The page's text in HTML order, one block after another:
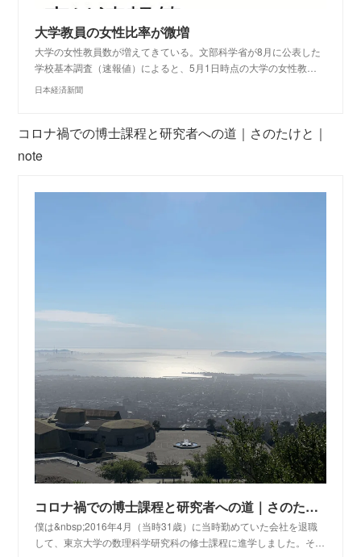
大学教員の女性比率が微増
大学の女性教員数が増えてきている。文部科学省が8月に公表した
学校基本調査（速報値）によると、5月1日時点の大学の女性教…
日本経済新聞
コロナ禍での博士課程と研究者への道｜さのたけと｜
note
コロナ禍での博士課程と研究者への道｜さのたけと｜note
僕は&nbsp;2016年4月（当時31歳）に当時勤めていた会社を退職
して、東京大学の数理科学研究科の修士課程に進学しました。そ…